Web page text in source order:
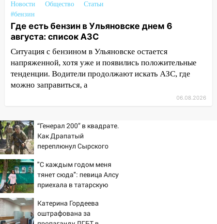
03:30
Гороскоп на 7 августа: пятница
принесет прилив творческой энергии и
отличные шансы исправить старые
ошибки
06.08.2026
23:20 Прогноз погоды на 7 августа в
Ульяновской области
Ульяновцев приглашают на забег,
России
19:12
В Ульяновской области
руководителя частной компании
наказали за сокрытие прошлого своего
сотрудник
18:02
В Ульяновск едут звезды
баскетбола!
17:08
Ульяновский областной суд
Новости Общество
Статьи
#бензин
Где есть бензин в Ульяновске днем 6
августа: список АЗС
Ситуация с бензином в Ульяновске остается
напряженной, хотя уже и появились положительные
тенденции. Водители продолжают искать АЗС, где
можно заправиться, а
06.08.2026
“Генерал 200” в квадрате.
Как Драпатый
переплюнул Сырского
"С каждым годом меня
тянет сюда": певица Алсу
приехала в татарскую
детство 07/08/2026 –
Новости
Катерина Гордеева
оштрафована за